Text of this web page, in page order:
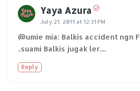
Yaya Azura
July 21, 2011 at 12:31 PM
@umie mia: Balkis accident ngn
..suami Balkis jugak ler....
Reply